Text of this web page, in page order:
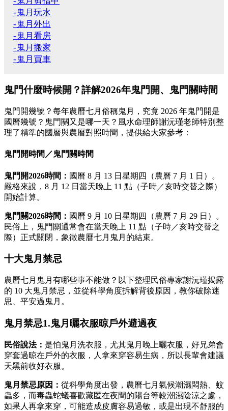
-鬼月玩水
-鬼月外出
-鬼月看房
-鬼月搬家
-鬼月買車
鬼門什麼時候開？詳解2026年鬼門開、鬼門關時間
鬼門開幾號？每年農曆七月俗稱鬼月，究竟 2026 年鬼門開是
國曆幾號？鬼門關又是哪一天？風水命理師謝沅瑾老師特別整
理了精準的國曆與農曆對照時間，提供給大家參考：
鬼門開時間／鬼門關時間
鬼門開2026時間： 國曆 8 月 13 日星期四（農曆 7 月 1 日）。
嚴格來說，8 月 12 日當天晚上 11 點（子時／亥時交替之際）
開始計算。
鬼門關2026時間： 國曆 9 月 10 日星期四（農曆 7 月 29 日）。
民俗上，鬼門關通常會在當天晚上 11 點（子時／亥時交替之
際）正式關閉，象徵農曆七月鬼月的結束。
十大鬼月禁忌
農曆七月鬼月有哪些事不能做？以下整理民俗專家謝沅瑾揭露
的 10 大鬼月禁忌，並從科學角度拆解背後原因，教你破除迷
思、平安過鬼月。
鬼月禁忌1.鬼月曬衣服晾戶外避過夜
民俗說法： 是怕鬼月洗衣服，尤其鬼月晚上曬衣服，好兄弟會
穿套過晾在戶外的衣服，人拿來穿容易生病，所以長輩會建議
天黑前收好衣服。
鬼月禁忌原因： 從科學角度出發，農曆七月氣候潮濕悶熱、蚊
蟲多，而毒蟲蛇蟻喜歡藏匿在夜間的陽台等較潮濕陰涼之處，
如果人再拿來穿，可能造成皮膚容易過敏，或是出現不舒服的